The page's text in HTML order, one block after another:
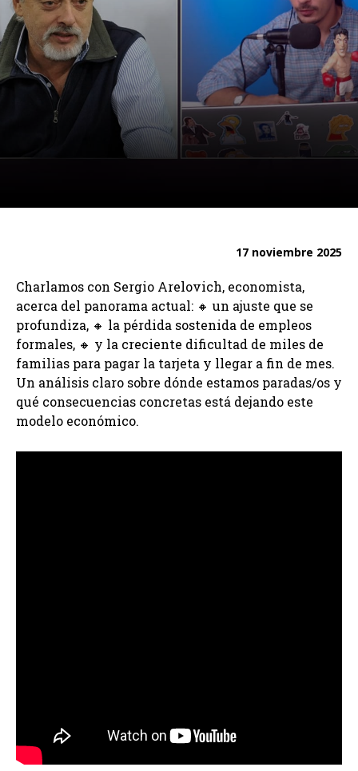
17 noviembre 2025
Charlamos con Sergio Arelovich, economista,
acerca del panorama actual: 🔸 un ajuste que se
profundiza, 🔸 la pérdida sostenida de empleos
formales, 🔸 y la creciente dificultad de miles de
familias para pagar la tarjeta y llegar a fin de mes.
Un análisis claro sobre dónde estamos paradas/os y
qué consecuencias concretas está dejando este
modelo económico.